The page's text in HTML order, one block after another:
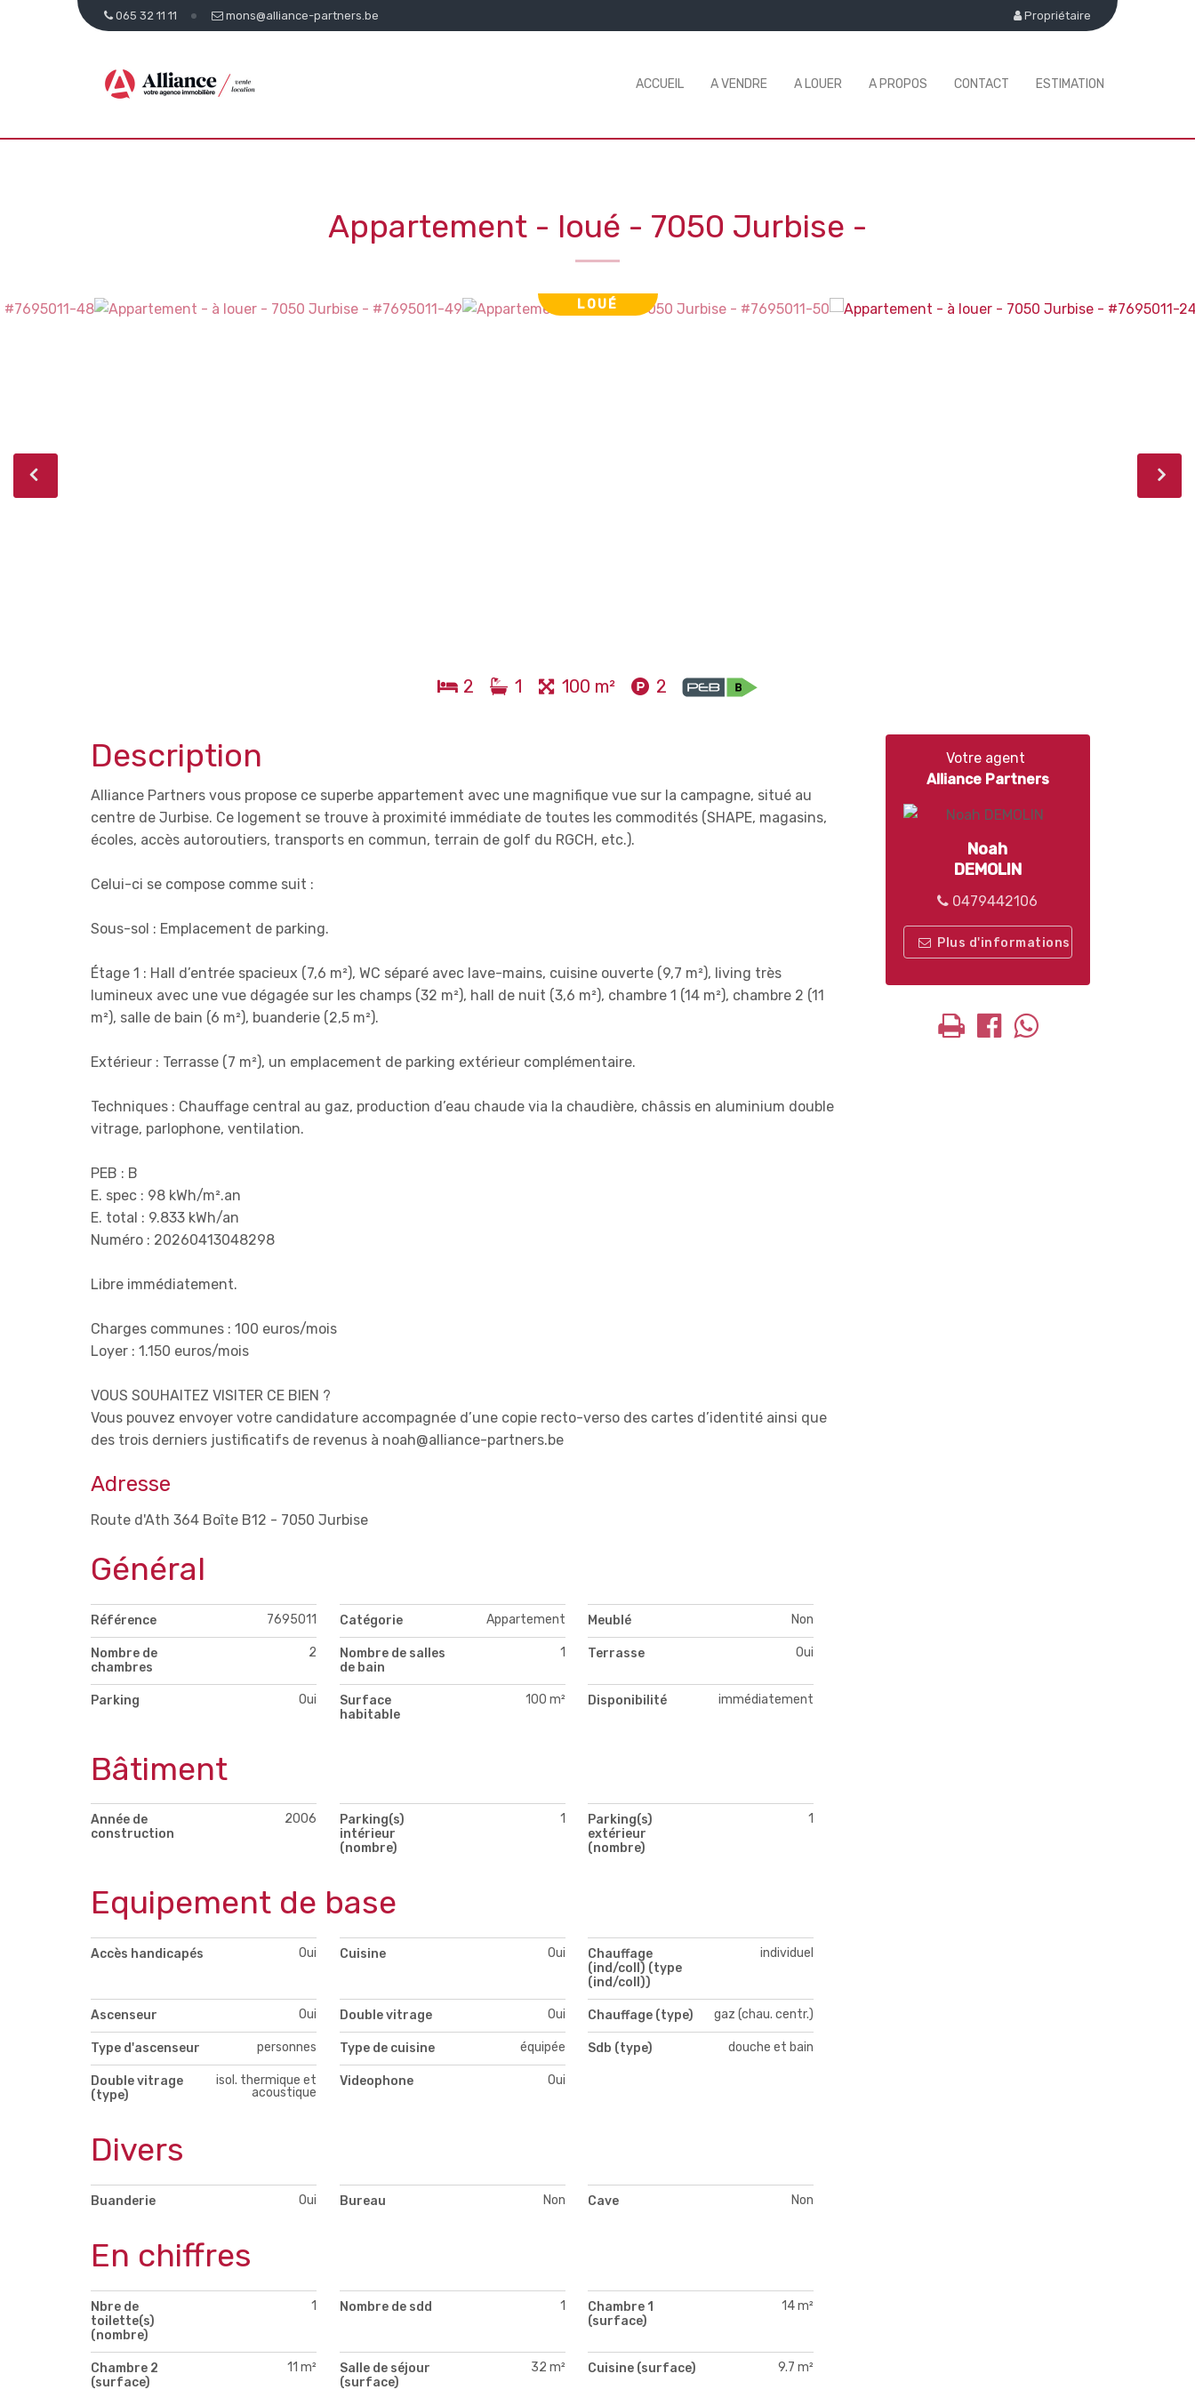
065 32 11 11 mons@alliance-partners.be Propriétaire
ACCUEIL A VENDRE A LOUER A PROPOS CONTACT ESTIMATION
Appartement - loué - 7050 Jurbise -
LOUÉ
2 1 100 m² 2
Description
Alliance Partners vous propose ce superbe appartement avec une magnifique vue sur la campagne, situé au
centre de Jurbise. Ce logement se trouve à proximité immédiate de toutes les commodités (SHAPE, magasins,
écoles, accès autoroutiers, transports en commun, terrain de golf du RGCH, etc.).
Celui-ci se compose comme suit :
Sous-sol : Emplacement de parking.
Étage 1 : Hall d’entrée spacieux (7,6 m²), WC séparé avec lave-mains, cuisine ouverte (9,7 m²), living très
lumineux avec une vue dégagée sur les champs (32 m²), hall de nuit (3,6 m²), chambre 1 (14 m²), chambre 2 (11
m²), salle de bain (6 m²), buanderie (2,5 m²).
Extérieur : Terrasse (7 m²), un emplacement de parking extérieur complémentaire.
Techniques : Chauffage central au gaz, production d’eau chaude via la chaudière, châssis en aluminium double
vitrage, parlophone, ventilation.
PEB : B
E. spec : 98 kWh/m².an
E. total : 9.833 kWh/an
Numéro : 20260413048298
Libre immédiatement.
Charges communes : 100 euros/mois
Loyer : 1.150 euros/mois
VOUS SOUHAITEZ VISITER CE BIEN ?
Vous pouvez envoyer votre candidature accompagnée d’une copie recto-verso des cartes d’identité ainsi que
des trois derniers justificatifs de revenus à noah@alliance-partners.be
Adresse
Route d'Ath 364 Boîte B12 - 7050 Jurbise
Général
Référence 7695011 Catégorie Appartement Meublé Non
Nombre de
chambres
2
Nombre de salles
de bain
1 Terrasse Oui
Parking Oui
Surface
habitable
100 m² Disponibilité immédiatement
Bâtiment
Année de
construction
2006
Parking(s)
intérieur
(nombre)
1
Parking(s)
extérieur
(nombre)
1
Equipement de base
Accès handicapés Oui Cuisine Oui
Chauffage
(ind/coll) (type
(ind/coll))
individuel
Ascenseur Oui Double vitrage Oui Chauffage (type) gaz (chau. centr.)
Type d'ascenseur personnes Type de cuisine équipée Sdb (type) douche et bain
Double vitrage
(type)
isol. thermique et
acoustique
Videophone Oui
Divers
Buanderie Oui Bureau Non Cave Non
En chiffres
Nbre de
toilette(s)
(nombre)
1 Nombre de sdd 1
Chambre 1
(surface)
14 m²
Chambre 2
(surface)
11 m²
Salle de séjour
(surface)
32 m² Cuisine (surface) 9.7 m²
Votre agent
Alliance Partners
Noah
DEMOLIN
0479442106
Plus d'informations